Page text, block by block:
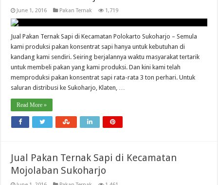
June 1, 2016 Pakan Ternak 1,719
Jual Pakan Ternak Sapi di Kecamatan Polokarto Sukoharjo – Semula
kami produksi pakan konsentrat sapi hanya untuk kebutuhan di
kandang kami sendiri. Seiring berjalannya waktu masyarakat tertarik
untuk membeli pakan yang kami produksi. Dan kini kami telah
memproduksi pakan konsentrat sapi rata-rata 3 ton perhari. Untuk
saluran distribusi ke Sukoharjo, Klaten, …
Read More »
Jual Pakan Ternak Sapi di Kecamatan
Mojolaban Sukoharjo